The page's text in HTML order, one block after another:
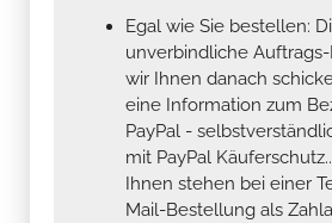
Egal wie Sie bestellen:
unverbindliche
wir Ihnen danach
eine Information zum
PayPal -
mit PayPal
Ihnen stehen bei einer
Mail-Bestellung als